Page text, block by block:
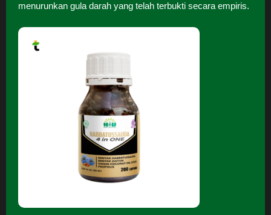
menurunkan gula darah yang telah terbukti secara empiris.